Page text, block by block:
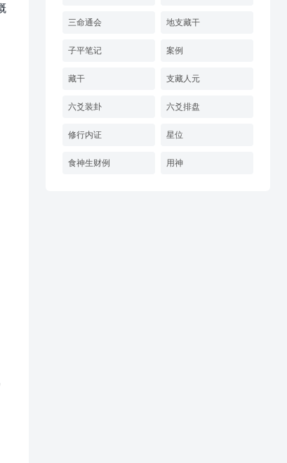
三命通会 地支藏干
子平笔记 案例
藏干 支藏人元
六爻装卦 六爻排盘
修行内证 星位
食神生财例 用神